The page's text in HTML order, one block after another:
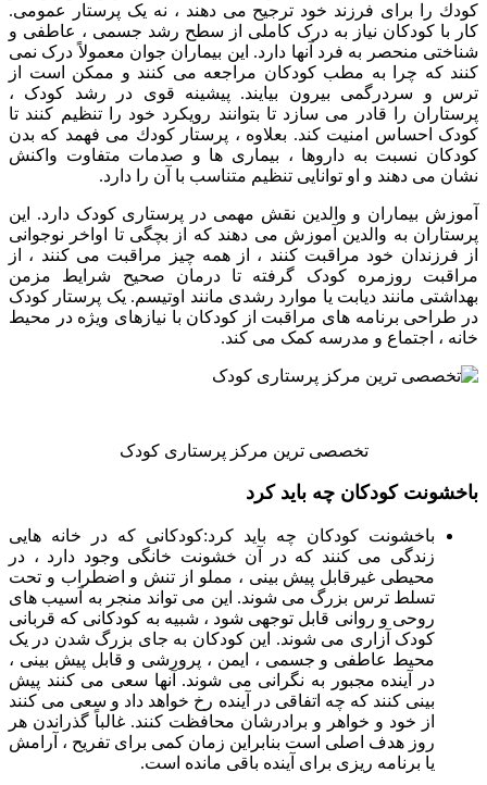
كودك را برای فرزند خود ترجیح می دهند ، نه یک پرستار عمومی.
کار با کودکان نیاز به درک کاملی از سطح رشد جسمی ، عاطفی و
شناختی منحصر به فرد آنها دارد. این بیماران جوان معمولاً درک نمی
کنند که چرا به مطب کودکان مراجعه می کنند و ممکن است از
ترس و سردرگمی بیرون بیایند. پیشینه قوی در رشد کودک ،
پرستاران را قادر می سازد تا بتوانند رویکرد خود را تنظیم کنند تا
کودک احساس امنیت کند. بعلاوه ، پرستار كودك می فهمد كه بدن
كودكان نسبت به داروها ، بیماری ها و صدمات متفاوت واکنش
نشان می دهند و او توانایی تنظیم متناسب با آن را دارد.
آموزش بیماران و والدین نقش مهمی در پرستاری کودک دارد. این
پرستاران به والدین آموزش می دهند که از بچگی تا اواخر نوجوانی
از فرزندان خود مراقبت کنند ، از همه چیز مراقبت می کنند ، از
مراقبت روزمره کودک گرفته تا درمان صحیح شرایط مزمن
بهداشتی مانند دیابت یا موارد رشدی مانند اوتیسم. یک پرستار کودک
در طراحی برنامه های مراقبت از کودکان با نیازهای ویژه در محیط
خانه ، اجتماع و مدرسه کمک می کند.
تخصصی ترین مرکز پرستاری کودک
باخشونت کودکان چه باید کرد
باخشونت کودکان چه باید کرد:کودکانی که در خانه هایی
زندگی می کنند که در آن خشونت خانگی وجود دارد ، در
محیطی غیرقابل پیش بینی ، مملو از تنش و اضطراب و تحت
تسلط ترس بزرگ می شوند. این می تواند منجر به آسیب های
روحی و روانی قابل توجهی شود ، شبیه به کودکانی که قربانی
کودک آزاری می شوند. این کودکان به جای بزرگ شدن در یک
محیط عاطفی و جسمی ، ایمن ، پرورشی و قابل پیش بینی ،
در آینده مجبور به نگرانی می شوند. آنها سعی می کنند پیش
بینی کنند که چه اتفاقی در آینده رخ خواهد داد و سعی می کنند
از خود و خواهر و برادرشان محافظت کنند. غالباً گذراندن هر
روز هدف اصلی است بنابراین زمان کمی برای تفریح ​​، آرامش
یا برنامه ریزی برای آینده باقی مانده است.